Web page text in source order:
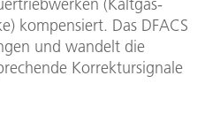
kompensiert. Das DFACS
und wandelt die
Korrektursignale